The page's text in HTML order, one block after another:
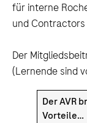
für interne
und
Der
(Lernende sind
Der AVR
Vorteile…